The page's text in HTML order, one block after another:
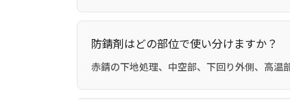
防錆剤はどの部位で使い分けますか？
赤錆の下地処理、中空部、下回り外側、高温